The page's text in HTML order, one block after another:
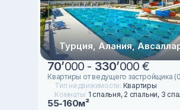
Турция, Алания,
70’000 - 330’000 €
Квартиры от ведущего застройщика
Тип недвижимости: Квартиры
Комнаты: 1 спальня, 2 спальни, 3
55-160м²